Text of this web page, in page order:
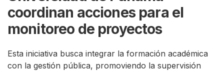
coordinan acciones para el
monitoreo de proyectos
Esta iniciativa busca integrar la formación académica
con la gestión pública, promoviendo la supervisión